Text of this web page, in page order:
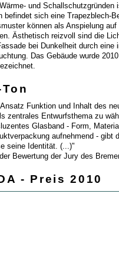
und
befindet sich eine Trapezblech-
können als Anspielung
Ästhetisch reizvoll sind die
bei Dunkelheit durch
Das Gebäude wurde
Ton
Funktion und Inhalt des
zentrales Entwurfsthema zu
Glasband - Form,
aufnehmend - gibt
seine Identität. (...)"
Bewertung der Jury des
- Preis 2010